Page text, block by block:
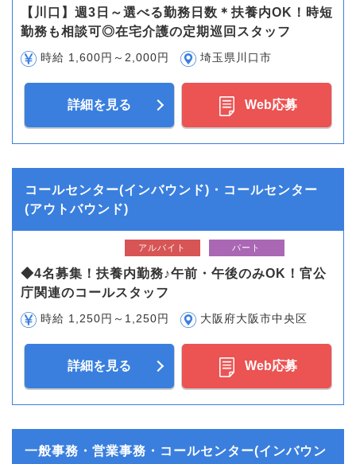
【川口】週3日～選べる勤務日数＊扶養内OK！時短
勤務も相談可◎在宅介護の定期巡回スタッフ
時給 1,600円～2,000円 埼玉県川口市
詳細を見る Web応募
コールセンター(インバウンド)・コールセンター
(アウトバウンド)
アルバイト パート
◆4名募集！扶養内勤務♪午前・午後のみOK！官公
庁関連のコールスタッフ
時給 1,250円～1,250円 大阪府大阪市中央区
詳細を見る Web応募
一般事務・営業事務・コールセンター(インバウン